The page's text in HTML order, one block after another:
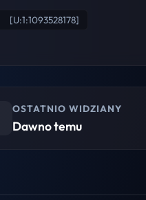
[U:1:1093528178]
OSTATNIO WIDZIANY
Dawno temu